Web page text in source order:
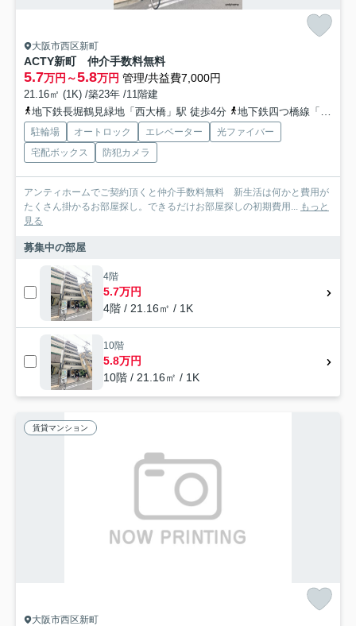
大阪市西区新町
ACTY新町 仲介手数料無料
5.7万円～5.8万円 管理/共益費7,000円
21.16㎡ (1K) /築23年 /11階建
地下鉄長堀鶴見緑地「西大橋」駅 徒歩4分
地下鉄四つ橋線「四ツ橋」駅 徒歩7分
駐輪場 オートロック エレベーター
光ファイバー
宅配ボックス
防犯カメラ
アンティホームでご契約頂くと仲介手数料無料 新生活は何かと費用が
たくさん掛かるお部屋探し。できるだけお部屋探しの初期費用... もっと
見る
募集中の部屋
4階
5.7万円
4階 / 21.16㎡ / 1K
10階
5.8万円
10階 / 21.16㎡ / 1K
賃貸マンション
大阪市西区新町